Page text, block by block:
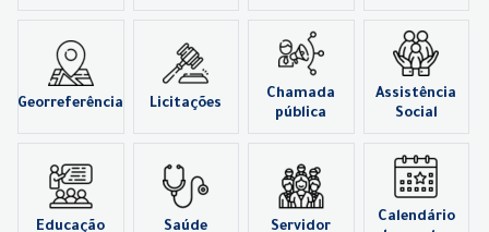
Georreferência Licitações
Chamada
pública
Assistência
Social
Educação Saúde Servidor
Calendário